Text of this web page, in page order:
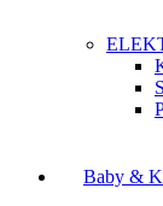
Baby &